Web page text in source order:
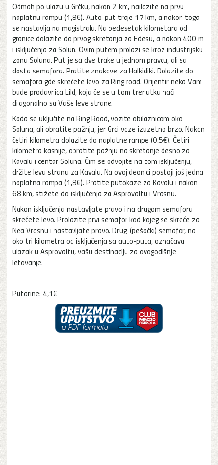
Odmah po ulazu u Grčku, nakon 2 km, nailazite na prvu
naplatnu rampu (1,8€). Auto-put traje 17 km, a nakon toga
se nastavlja na magistralu. Na pedesetak kilometara od
granice dolazite do prvog skretanja za Edesu, a nakon 400 m
i isključenja za Solun. Ovim putem prolazi se kroz industrijsku
zonu Soluna. Put je sa dve trake u jednom pravcu, ali sa
dosta semafora. Pratite znakove za Halkidiki. Dolazite do
semafora gde skrećete levo za Ring road. Orijentir neka Vam
bude prodavnica Lild, koja će se u tom trenutku naći
dijagonalno sa Vaše leve strane.
Kada se uključite na Ring Road, vozite obilaznicom oko
Soluna, ali obratite pažnju, jer Grci voze izuzetno brzo. Nakon
četiri kilometra dolazite do naplatne rampe (0,5€). Četiri
kilometra kasnije, obratite pažnju na skretanje desno za
Kavalu i centar Soluna. Čim se odvojite na tom isključenju,
držite levu stranu za Kavalu. Na ovoj deonici postoji još jedna
naplatna rampa (1,8€). Pratite putokaze za Kavalu i nakon
68 km, stižete do isključenja za Asprovaltu i Vrasnu.
Nakon isključenja nastavljate pravo i na drugom semaforu
skrećete levo. Prolazite prvi semafor kod kojeg se skreće za
Nea Vrasnu i nastavljate pravo. Drugi (pešački) semafor, na
oko tri kilometra od isključenja sa auto-puta, označava
ulazak u Asprovaltu, vašu destinaciju za ovogodišnje
letovanje.
Putarine: 4,1€